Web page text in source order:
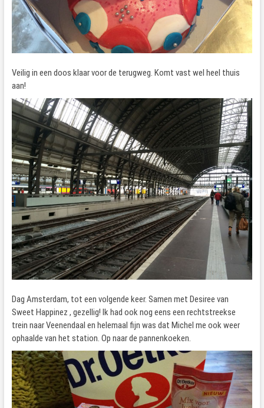
Veilig in een doos klaar voor de terugweg. Komt vast wel heel thuis
aan!
Dag Amsterdam, tot een volgende keer. Samen met Desiree van
Sweet Happinez , gezellig! Ik had ook nog eens een rechtstreekse
trein naar Veenendaal en helemaal fijn was dat Michel me ook weer
ophaalde van het station. Op naar de pannenkoeken.